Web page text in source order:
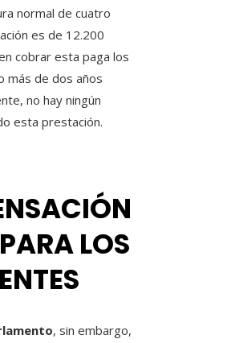
normal de cuatro
es de 12.200
cobrar esta paga los
más de dos años
no hay ningún
esta prestación.
LOS
, sin embargo,